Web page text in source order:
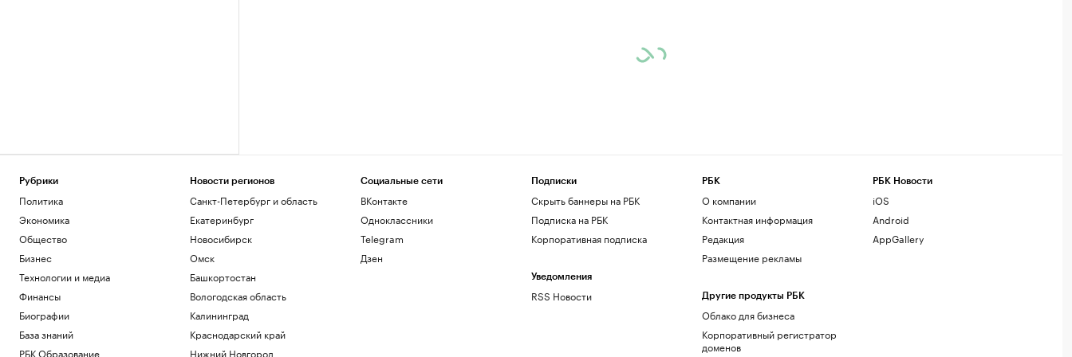
Рубрики
Политика
Экономика
Общество
Бизнес
Технологии и медиа
Финансы
Биографии
База знаний
РБК Образование
Новости регионов
Санкт-Петербург и область
Екатеринбург
Новосибирск
Омск
Башкортостан
Вологодская область
Калининград
Краснодарский край
Нижний Новгород
Социальные сети
ВКонтакте
Одноклассники
Telegram
Дзен
Подписки
Скрыть баннеры на РБК
Подписка на РБК
Корпоративная подписка
Уведомления
RSS Новости
РБК
О компании
Контактная информация
Редакция
Размещение рекламы
Другие продукты РБК
Облако для бизнеса
Корпоративный регистратор
доменов
РБК Новости
iOS
Android
AppGallery